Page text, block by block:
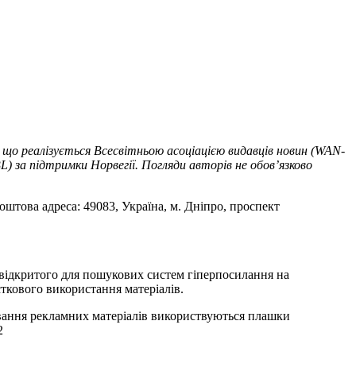
Всесвітньою асоціацією видавців новин (WAN-
підтримки Норвегії. Погляди авторів не обов’язково
адреса: 49083, Україна, м. Дніпро, проспект
для пошукових систем гіперпосилання на
використання матеріалів.
рекламних матеріалів використвуються плашки